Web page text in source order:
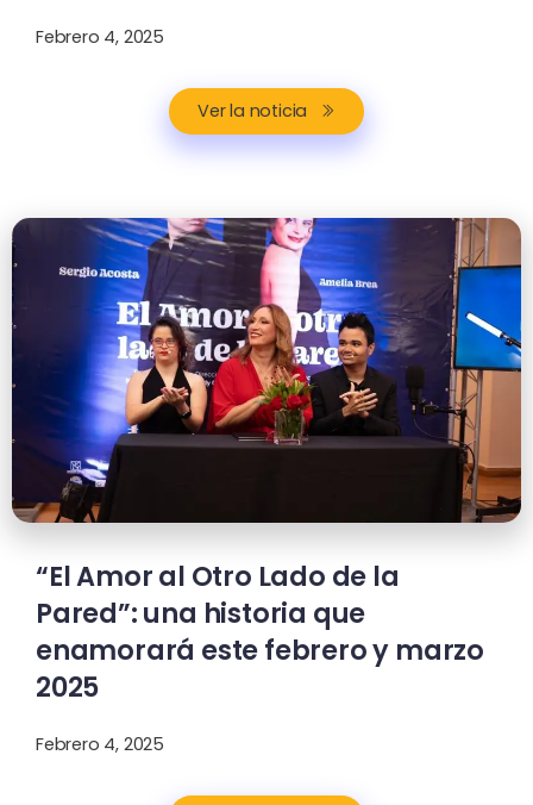
Febrero 4, 2025
Ver la noticia
“El Amor al Otro Lado de la
Pared”: una historia que
enamorará este febrero y marzo
2025
Febrero 4, 2025